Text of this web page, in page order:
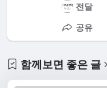
전달
공유
함께보면 좋은 글